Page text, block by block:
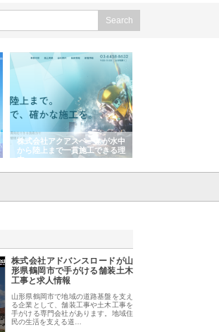
ースが水中
工できる理
株式会社地盤調査事務所が選ば
れ続ける理由と建設コンサルの
強み
株式会社アドバンスロードが山
形県鶴岡市で手がける舗装土木
工事と求人情報
山形県鶴岡市で地域の道路基盤を支え
る企業として、舗装工事や土木工事を
手がける専門会社があります。地域住
民の生活を支える道…